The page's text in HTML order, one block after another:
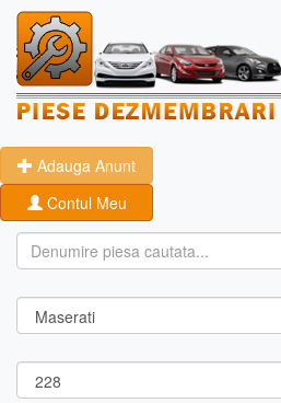
Adauga Anunt
Contul Meu